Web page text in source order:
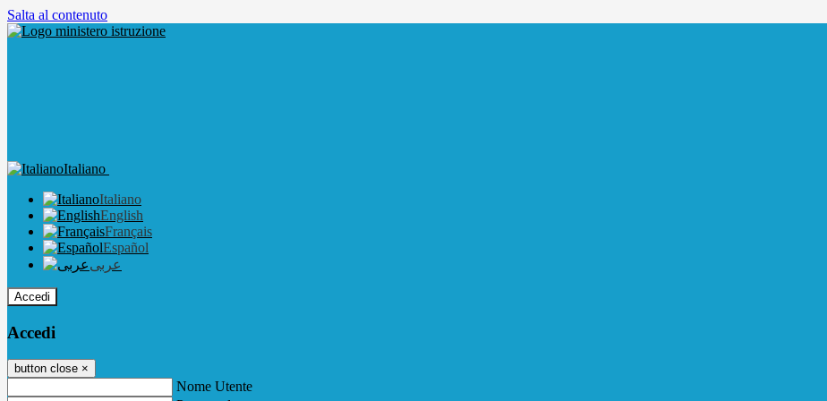
Salta al contenuto
Italiano
Italiano
English
Français
Español
عربى
Accedi
Accedi
button close ×
Nome Utente